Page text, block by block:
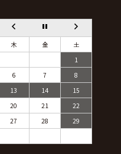
木 金
土
1
6 7
8
13 14
15
20 21
22
27 28
29